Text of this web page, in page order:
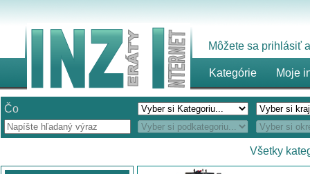
Môžete sa prihlásiť
Kategórie Moje
Čo
Všetky